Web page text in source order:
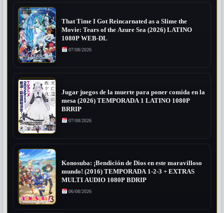
That Time I Got Reincarnated as a Slime the
Movie: Tears of the Azure Sea (2026) LATINO
1080P WEB-DL
07/08/2026
Jugar juegos de la muerte para poner comida en la
mesa (2026) TEMPORADA 1 LATINO 1080P
BRRIP
07/08/2026
Konosuba: ¡Bendición de Dios en este maravilloso
mundo! (2016) TEMPORADA 1-2-3 + EXTRAS
MULTI AUDIO 1080P BDRIP
06/08/2026